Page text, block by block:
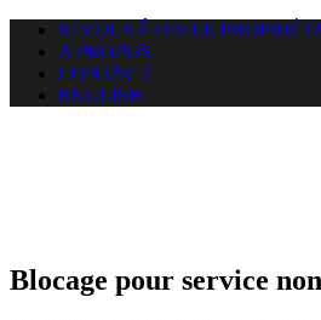
SI VOUS ÊTES LE
A PROPOS
CONTACT
ENGLISH
Blocage pour service